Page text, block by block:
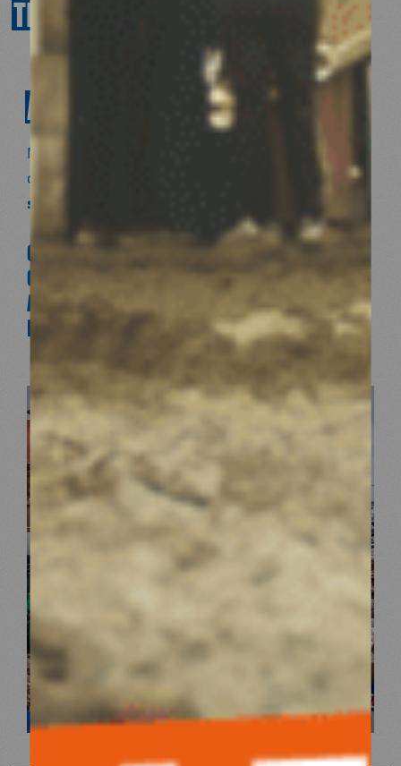
TRAVERS
ACTIONS
FRANCE
Médecins du Monde agit partout, à l’étranger
comme ici en France,
sont bien réels.
QUE CE SOIT AU CŒUR DES GRANDES VILLES
OU DANS LES ZONES ISOLÉES, NOUS
ACCOMPAGNONS CHAQUE JOUR CEUX QUI
N’ONT PAS ACCÈS AUX SOINS.